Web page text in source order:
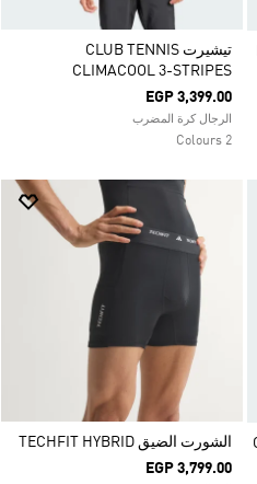
تيشيرت CLUB TENNIS
CLIMACOOL 3-STRIPES
EGP 3,399.00
الرجال كرة المضرب
2 Colours
الشورت الضيق TECHFIT HYBRID
EGP 3,799.00